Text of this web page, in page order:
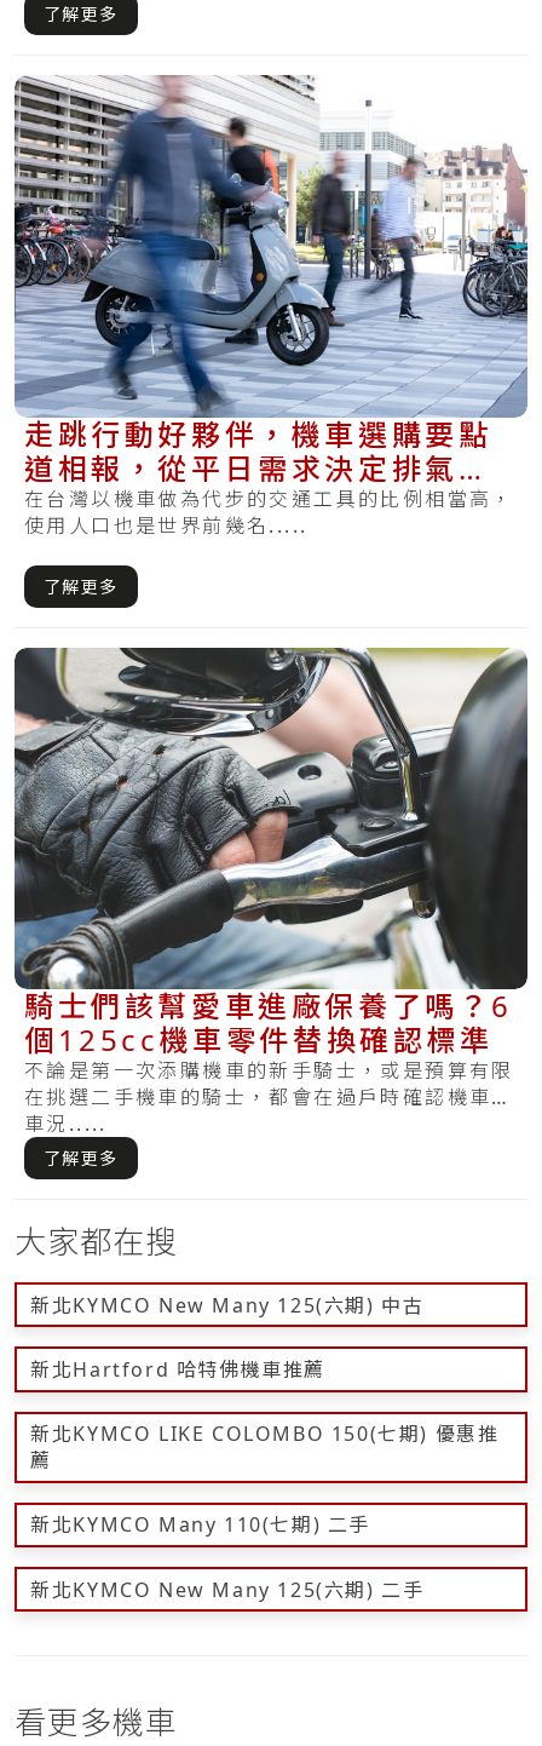
了解更多
走跳行動好夥伴，機車選購要點
道相報，從平日需求決定排氣量
與預算考量
在台灣以機車做為代步的交通工具的比例相當高，
使用人口也是世界前幾名.....
了解更多
騎士們該幫愛車進廠保養了嗎？6
個125cc機車零件替換確認標準
不論是第一次添購機車的新手騎士，或是預算有限
在挑選二手機車的騎士，都會在過戶時確認機車的
車況.....
了解更多
大家都在搜
新北KYMCO New Many 125(六期) 中古
新北Hartford 哈特佛機車推薦
新北KYMCO LIKE COLOMBO 150(七期) 優惠推
薦
新北KYMCO Many 110(七期) 二手
新北KYMCO New Many 125(六期) 二手
看更多機車